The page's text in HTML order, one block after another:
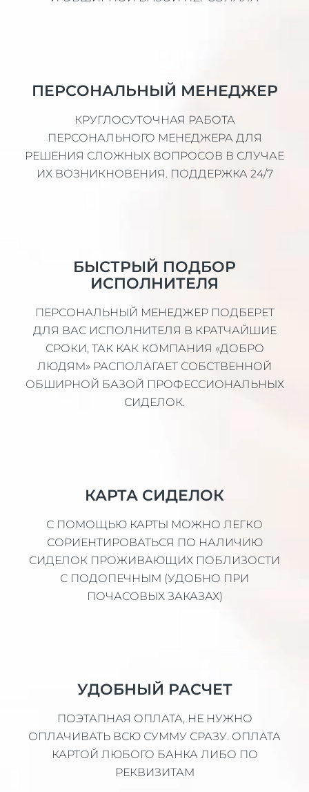
ПЕРСОНАЛЬНЫЙ МЕНЕДЖЕР
КРУГЛОСУТОЧНАЯ РАБОТА
ПЕРСОНАЛЬНОГО МЕНЕДЖЕРА ДЛЯ
РЕШЕНИЯ СЛОЖНЫХ ВОПРОСОВ В СЛУЧАЕ
ИХ ВОЗНИКНОВЕНИЯ. ПОДДЕРЖКА 24/7
БЫСТРЫЙ ПОДБОР
ИСПОЛНИТЕЛЯ
ПЕРСОНАЛЬНЫЙ МЕНЕДЖЕР ПОДБЕРЕТ
ДЛЯ ВАС ИСПОЛНИТЕЛЯ В КРАТЧАЙШИЕ
СРОКИ, ТАК КАК КОМПАНИЯ «ДОБРО
ЛЮДЯМ» РАСПОЛАГАЕТ СОБСТВЕННОЙ
ОБШИРНОЙ БАЗОЙ ПРОФЕССИОНАЛЬНЫХ
СИДЕЛОК.
КАРТА СИДЕЛОК
С ПОМОЩЬЮ КАРТЫ МОЖНО ЛЕГКО
СОРИЕНТИРОВАТЬСЯ ПО НАЛИЧИЮ
СИДЕЛОК ПРОЖИВАЮЩИХ ПОБЛИЗОСТИ
С ПОДОПЕЧНЫМ (УДОБНО ПРИ
ПОЧАСОВЫХ ЗАКАЗАХ)
УДОБНЫЙ РАСЧЕТ
ПОЭТАПНАЯ ОПЛАТА, НЕ НУЖНО
ОПЛАЧИВАТЬ ВСЮ СУММУ СРАЗУ. ОПЛАТА
КАРТОЙ ЛЮБОГО БАНКА ЛИБО ПО
РЕКВИЗИТАМ